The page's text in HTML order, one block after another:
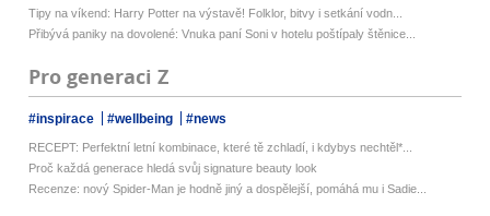
Tipy na víkend: Harry Potter na výstavě! Folklor, bitvy i setkání vodn...
Přibývá paniky na dovolené: Vnuka paní Soni v hotelu poštípaly štěnice...
Pro generaci Z
#inspirace #wellbeing #news
RECEPT: Perfektní letní kombinace, které tě zchladí, i kdybys nechtěl*...
Proč každá generace hledá svůj signature beauty look
Recenze: nový Spider-Man je hodně jiný a dospělejší, pomáhá mu i Sadie...